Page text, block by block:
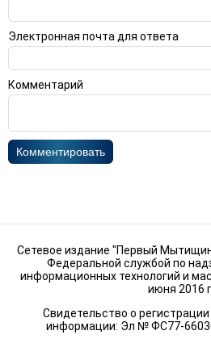
Электронная почта для ответа
Комментарий
Комментировать
Сетевое издание "Первый
Федеральной службой по
информационных технологий и
июня 2016 г.
Свидетельство о
информации: Эл № ФС77-